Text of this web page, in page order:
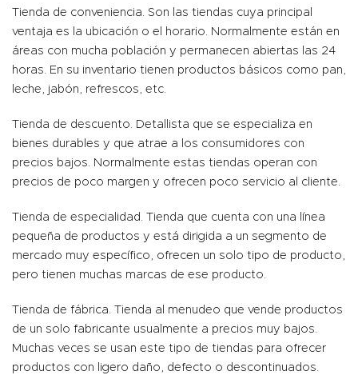
Tienda de conveniencia. Son las tiendas cuya principal
ventaja es la ubicación o el horario. Normalmente están en
áreas con mucha población y permanecen abiertas las 24
horas. En su inventario tienen productos básicos como pan,
leche, jabón, refrescos, etc.
Tienda de descuento. Detallista que se especializa en
bienes durables y que atrae a los consumidores con
precios bajos. Normalmente estas tiendas operan con
precios de poco margen y ofrecen poco servicio al cliente.
Tienda de especialidad. Tienda que cuenta con una línea
pequeña de productos y está dirigida a un segmento de
mercado muy específico, ofrecen un solo tipo de producto,
pero tienen muchas marcas de ese producto.
Tienda de fábrica. Tienda al menudeo que vende productos
de un solo fabricante usualmente a precios muy bajos.
Muchas veces se usan este tipo de tiendas para ofrecer
productos con ligero daño, defecto o descontinuados.